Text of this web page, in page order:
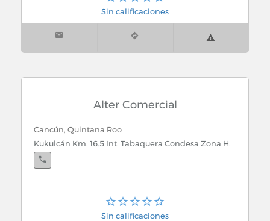
Edif. Satelite Local 35 Sala 1-2 Aeropuerto
Sin calificaciones
Alter Comercial
Cancún, Quintana Roo
Kukulcán Km. 16.5 Int. Tabaquera Condesa Zona H.
Sin calificaciones